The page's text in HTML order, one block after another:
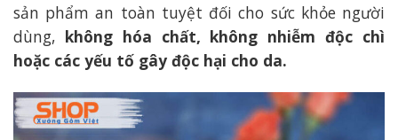
sản phẩm an toàn tuyệt đối cho sức khỏe người
dùng, không hóa chất, không nhiễm độc chì
hoặc các yếu tố gây độc hại cho da.